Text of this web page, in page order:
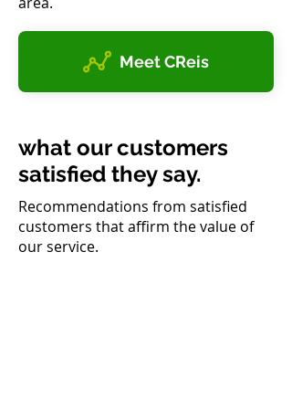
Meet CReis
what our customers
satisfied they say.
Recommendations from satisfied
customers that affirm the value of
our service.